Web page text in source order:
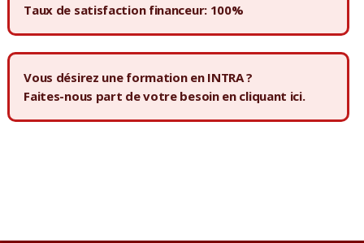
Taux de satisfaction financeur: 100%
Vous désirez une formation en INTRA ?
Faites-nous part de votre besoin en cliquant ici.